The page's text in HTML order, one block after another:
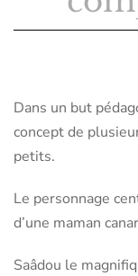
Dans un but
concept de
petits.
Le personnage
d’une maman
Saâdou le